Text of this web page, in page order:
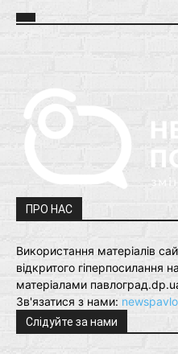
ПРО НАС
Використання матеріалів
відкритого гіперпосилання
матеріалами
Зв'язатися з нами:
Слідуйте за нами